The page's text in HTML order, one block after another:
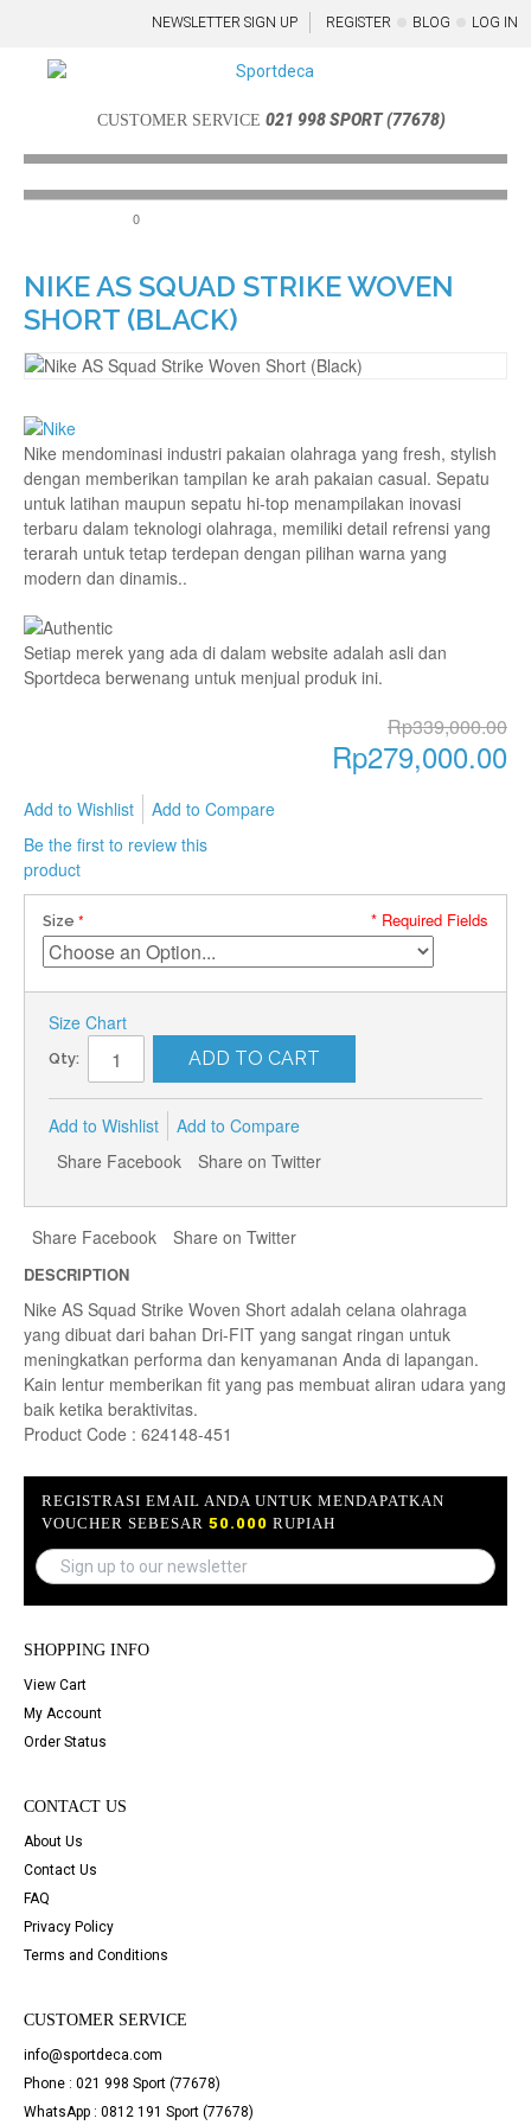
NEWSLETTER SIGN UP REGISTER BLOG LOG IN
CUSTOMER SERVICE 021 998 SPORT (77678)
Menu
0
NIKE AS SQUAD STRIKE WOVEN
SHORT (BLACK)
Nike mendominasi industri pakaian olahraga yang fresh, stylish
dengan memberikan tampilan ke arah pakaian casual. Sepatu
untuk latihan maupun sepatu hi-top menampilakan inovasi
terbaru dalam teknologi olahraga, memiliki detail refrensi yang
terarah untuk tetap terdepan dengan pilihan warna yang
modern dan dinamis..
Setiap merek yang ada di dalam website adalah asli dan
Sportdeca berwenang untuk menjual produk ini.
Rp339,000.00
Rp279,000.00
Add to Wishlist
Add to Compare
Be the first to review this
product
Size * Required Fields
Size Chart
Qty: ADD TO CART
Add to Wishlist
Add to Compare
Share Facebook
Share on Twitter
Share Facebook Share on Twitter
DESCRIPTION
Nike AS Squad Strike Woven Short adalah celana olahraga
yang dibuat dari bahan Dri-FIT yang sangat ringan untuk
meningkatkan performa dan kenyamanan Anda di lapangan.
Kain lentur memberikan fit yang pas membuat aliran udara yang
baik ketika beraktivitas.
Product Code : 624148-451
REGISTRASI EMAIL ANDA UNTUK MENDAPATKAN
VOUCHER SEBESAR 50.000 RUPIAH
SHOPPING INFO
View Cart
My Account
Order Status
CONTACT US
About Us
Contact Us
FAQ
Privacy Policy
Terms and Conditions
CUSTOMER SERVICE
info@sportdeca.com
Phone : 021 998 Sport (77678)
WhatsApp : 0812 191 Sport (77678)